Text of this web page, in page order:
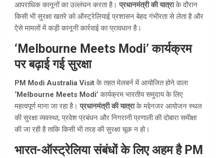
आपराधिक कानूनों का उल्लंघन करता है।प्रधानमंत्री की यात्राके दौरान
किसी भी सुरक्षा खतरे को ऑस्ट्रेलियाई प्रशासन बेहद गंभीरता से लेता है और
ऐसे मामलों में कड़ी कानूनी कार्रवाई का प्रावधान है।
‘Melbourne Meets Modi’ कार्यक्रम
पर बढ़ाई गई सुरक्षा
PM Modi Australia Visitके तहत मेलबर्न में आयोजित होने वाला
‘Melbourne Meets Modi’ कार्यक्रम भारतीय समुदाय के लिए
महत्वपूर्ण माना जा रहा है।प्रधानमंत्री की यात्राके मद्देनजर आयोजन स्थल
की सुरक्षा व्यवस्था, प्रवेश प्रबंधन और निगरानी प्रणाली की दोबारा समीक्षा
की जा रही है ताकि किसी भी तरह की सुरक्षा चूक न हो।
भारत-ऑस्ट्रेलिया संबंधों के लिए अहम है PM